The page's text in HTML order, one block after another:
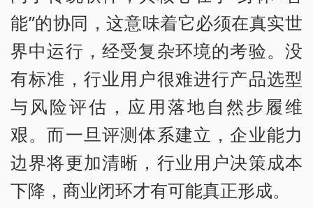
能”的协同，这意味着它必须在真实世
界中运行，经受复杂环境的考验。没
有标准，行业用户很难进行产品选型
与风险评估，应用落地自然步履维
艰。而一旦评测体系建立，企业能力
边界将更加清晰，行业用户决策成本
下降，商业闭环才有可能真正形成。